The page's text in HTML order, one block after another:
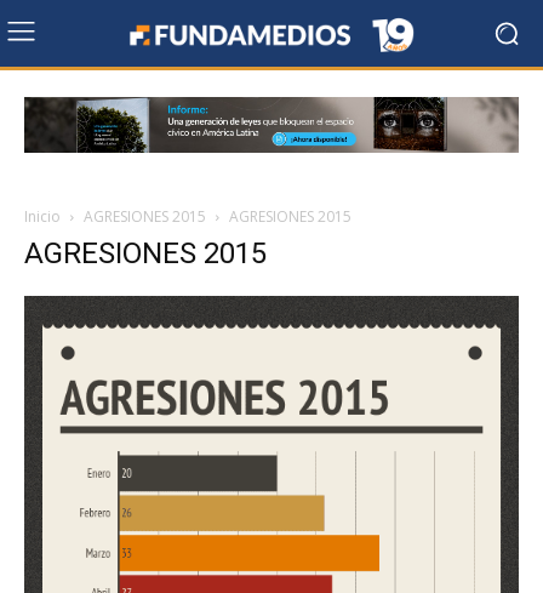
Inicio AGRESIONES 2015 AGRESIONES 2015
AGRESIONES 2015